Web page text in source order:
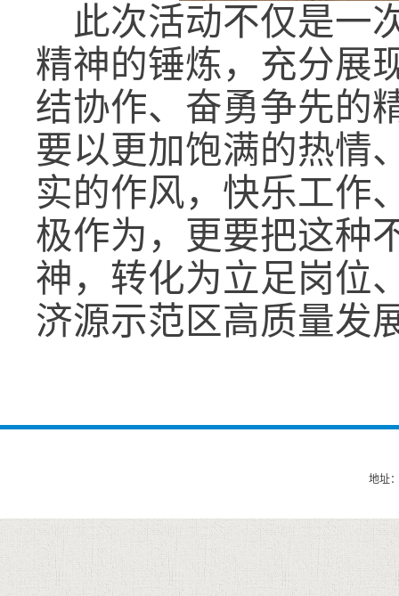
此次活动不仅是一
精神的锤炼，充分展
结协作、奋勇争先的
要以更加饱满的热情
实的作风，快乐工作
极作为，更要把这种
神，转化为立足岗位
济源示范区高质量发
地址